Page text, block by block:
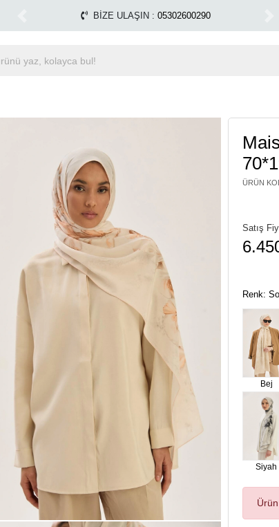
Tüm Alışverişlerinizde Kargo
1500 TL ÜZERİ ÜCRETSİZ KARGO
ÜRÜN
Satış
Renk:
Bej
Siyah